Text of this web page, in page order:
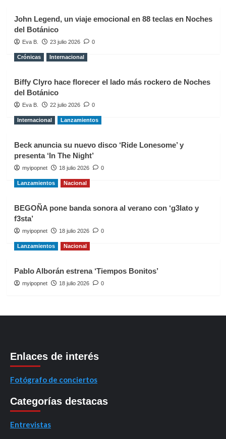
John Legend, un viaje emocional en 88 teclas en Noches
del Botánico
Eva B. 23 julio 2026 0
Crónicas Internacional
Biffy Clyro hace florecer el lado más rockero de Noches
del Botánico
Eva B. 22 julio 2026 0
Internacional Lanzamientos
Beck anuncia su nuevo disco ‘Ride Lonesome’ y
presenta ‘In The Night’
myipopnet 18 julio 2026 0
Lanzamientos Nacional
BEGOÑA pone banda sonora al verano con ‘g3lato y
f3sta’
myipopnet 18 julio 2026 0
Lanzamientos Nacional
Pablo Alborán estrena ‘Tiempos Bonitos’
myipopnet 18 julio 2026 0
Enlaces de interés
Fotógrafo de conciertos
Categorías destacas
Entrevistas